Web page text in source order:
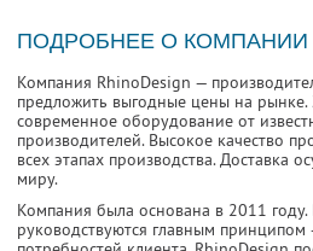
ПОДРОБНЕЕ О КОМПАНИИ
Компания RhinoDesign —
предложить выгодные цены на рынке.
современное оборудование от
производителей. Высокое качество
всех этапах производства. Доставка
миру.
Компания была основана в 2011
руководствуются главным принципом